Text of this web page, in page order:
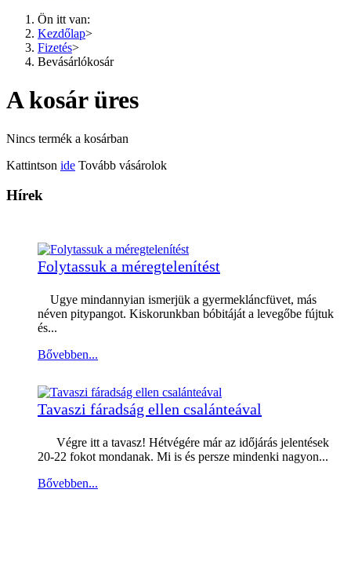
Ön itt van:
Kezdőlap>
Fizetés>
Bevásárlókosár
A kosár üres
Nincs termék a kosárban
Kattintson ide Tovább vásárolok
Hírek
Folytassuk a méregtelenítést
Ugye mindannyian ismerjük a gyermekláncfüvet, más
néven pitypangot. Kiskorunkban bóbitáját a levegőbe fújtuk
és...
Bővebben...
Tavaszi fáradság ellen csalánteával
Végre itt a tavasz! Hétvégére már az időjárás jelentések
20-22 fokot mondanak. Mi is és persze mindenki nagyon...
Bővebben...